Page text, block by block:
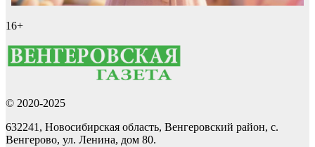
16+
© 2020-2025
632241, Новосибирская область, Венгеровский район, с.
Венгерово, ул. Ленина, дом 80.